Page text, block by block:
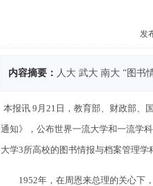
发
内容摘要： 人大 武大 南大 “图书
本报讯 9月21日，教育部、财政部、
通知》，公布世界一流大学和一流学
大学3所高校的图书情报与档案管理学
1952年，在周恩来总理的关心下，